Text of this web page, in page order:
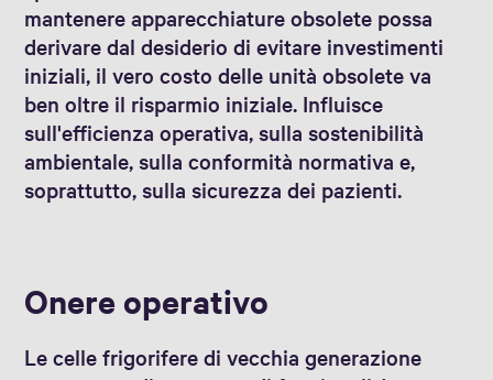
mantenere apparecchiature obsolete possa
derivare dal desiderio di evitare investimenti
iniziali, il vero costo delle unità obsolete va
ben oltre il risparmio iniziale. Influisce
sull'efficienza operativa, sulla sostenibilità
ambientale, sulla conformità normativa e,
soprattutto, sulla sicurezza dei pazienti.
Onere operativo
Le celle frigorifere di vecchia generazione